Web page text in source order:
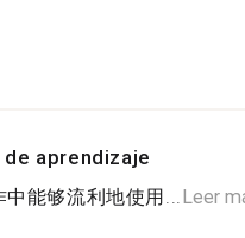
aprendizaje
能够流利地使用...Leer